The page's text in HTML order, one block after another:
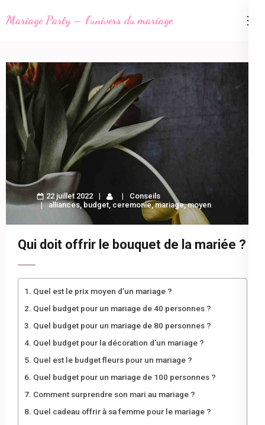
au
(Pressez
Entrée)
Mariage Party – l'univers du mariage
22 juillet 2022
Conseils
alliances, budget, ceremonie,mariage,moyen
Qui doit offrir le bouquet de la mariée ?
Quel est le prix moyen d’un mariage ?
Quel budget pour un mariage de 40 personnes ?
Quel budget pour un mariage de 80 personnes ?
Quel budget pour la décoration d’un mariage ?
Quel est le budget fleurs pour un mariage ?
Quel budget pour un mariage de 100 personnes ?
Comment surprendre son mari au mariage ?
Quel cadeau offrir à sa femme pour le mariage ?